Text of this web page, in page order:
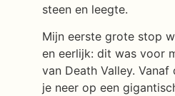
steen en leegte.
Mijn eerste grote stop
en eerlijk: dit was voor
van Death Valley.
je neer op een